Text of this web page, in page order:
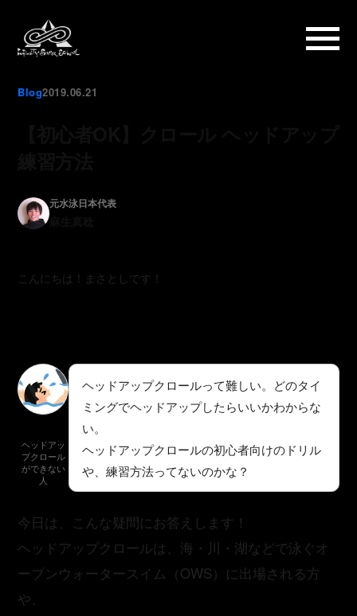
Blog2019.06.21
元水泳日本代表
こんにちは！まさとしです！
ヘッドアッ
プクロール
ができない
人
ヘッドアップクロールって難しい。どのタイ
ミングでヘッドアップしたらいいかわからな
い。
ヘッドアップクロールの初心者向けのドリル
や、練習方法ってないのかな？
今日は、こんな疑問にお答えします！
ヘッドアップクロールは、海・川・湖などで泳ぐオ
ープンウォータースイム（OWS）に出場される方
や、